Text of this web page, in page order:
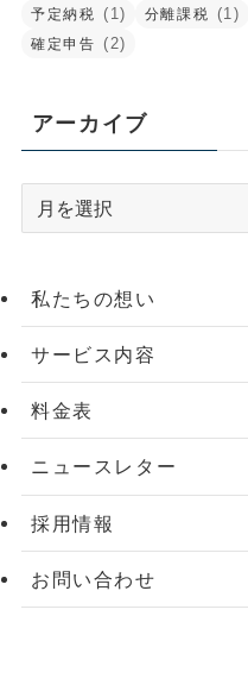
予定納税 (1) 分離課税 (1)
確定申告 (2)
アーカイブ
ブ
私たちの想い
サービス内容
料金表
ニュースレター
採用情報
お問い合わせ